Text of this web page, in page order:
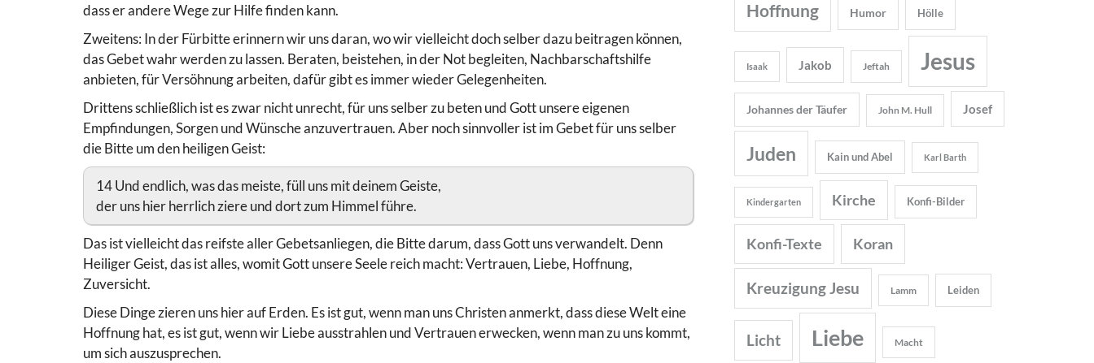
dass er andere Wege zur Hilfe finden kann.
Zweitens: In der Fürbitte erinnern wir uns daran, wo wir vielleicht doch selber dazu beitragen können,
das Gebet wahr werden zu lassen. Beraten, beistehen, in der Not begleiten, Nachbarschaftshilfe
anbieten, für Versöhnung arbeiten, dafür gibt es immer wieder Gelegenheiten.
Drittens schließlich ist es zwar nicht unrecht, für uns selber zu beten und Gott unsere eigenen
Empfindungen, Sorgen und Wünsche anzuvertrauen. Aber noch sinnvoller ist im Gebet für uns selber
die Bitte um den heiligen Geist:
14 Und endlich, was das meiste, füll uns mit deinem Geiste,
der uns hier herrlich ziere und dort zum Himmel führe.
Das ist vielleicht das reifste aller Gebetsanliegen, die Bitte darum, dass Gott uns verwandelt. Denn
Heiliger Geist, das ist alles, womit Gott unsere Seele reich macht: Vertrauen, Liebe, Hoffnung,
Zuversicht.
Diese Dinge zieren uns hier auf Erden. Es ist gut, wenn man uns Christen anmerkt, dass diese Welt eine
Hoffnung hat, es ist gut, wenn wir Liebe ausstrahlen und Vertrauen erwecken, wenn man zu uns kommt,
um sich auszusprechen.
Hoffnung Humor Hölle
Isaak Jakob Jeftah Jesus
Johannes der Täufer John M. Hull Josef
Juden Kain und Abel Karl Barth
Kindergarten Kirche Konfi-Bilder
Konfi-Texte Koran
Kreuzigung Jesu Lamm Leiden
Licht Liebe Macht